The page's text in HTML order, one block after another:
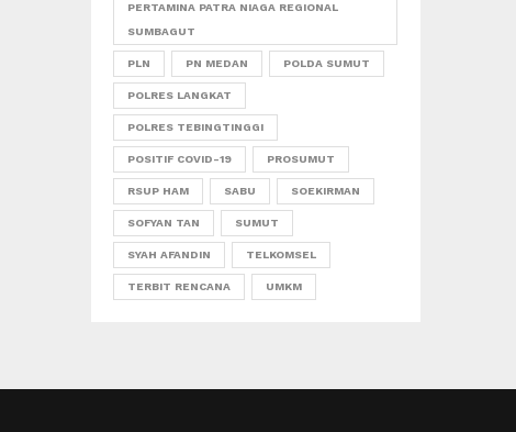
PERTAMINA PATRA NIAGA REGIONAL
SUMBAGUT
PLN PN MEDAN POLDA SUMUT
POLRES LANGKAT
POLRES TEBINGTINGGI
POSITIF COVID-19 PROSUMUT
RSUP HAM SABU SOEKIRMAN
SOFYAN TAN SUMUT
SYAH AFANDIN TELKOMSEL
TERBIT RENCANA UMKM